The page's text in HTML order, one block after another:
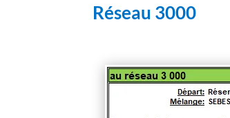
Réseau 3000